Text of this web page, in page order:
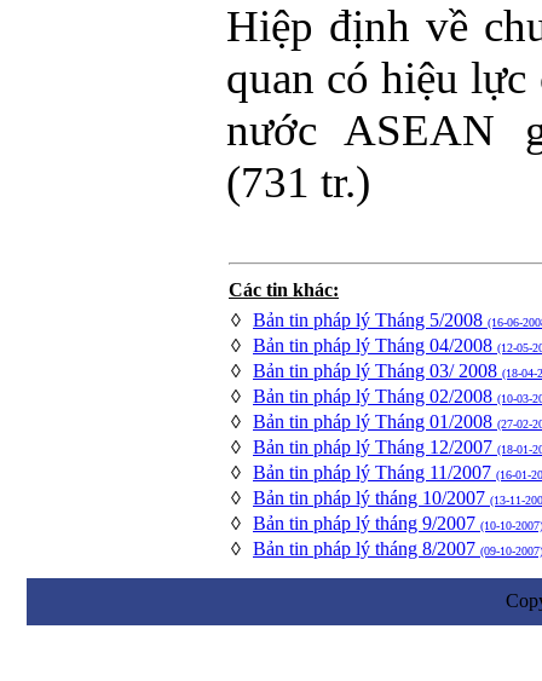
Hiệp định về
quan có hiệu lực
nước ASEAN
(731 tr.)
Các tin khác:
◊ Bản tin pháp lý Tháng 5/2008 (16-06-
◊ Bản tin pháp lý Tháng 04/2008 (12-05-
◊ Bản tin pháp lý Tháng 03/ 2008 (18-04-
◊ Bản tin pháp lý Tháng 02/2008 (10-03-
◊ Bản tin pháp lý Tháng 01/2008 (27-02-
◊ Bản tin pháp lý Tháng 12/2007 (18-01-
◊ Bản tin pháp lý Tháng 11/2007 (16-01-
◊ Bản tin pháp lý tháng 10/2007 (13-11-
◊ Bản tin pháp lý tháng 9/2007 (10-10-2007)
◊ Bản tin pháp lý tháng 8/2007 (09-10-2007)